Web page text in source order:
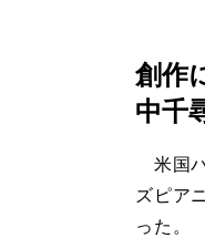
創作
中千
米国
ズピア
った。